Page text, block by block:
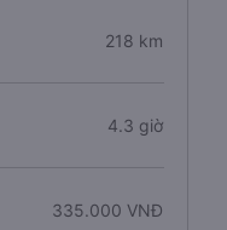
218 km
4.3 giờ
335.000 VNĐ